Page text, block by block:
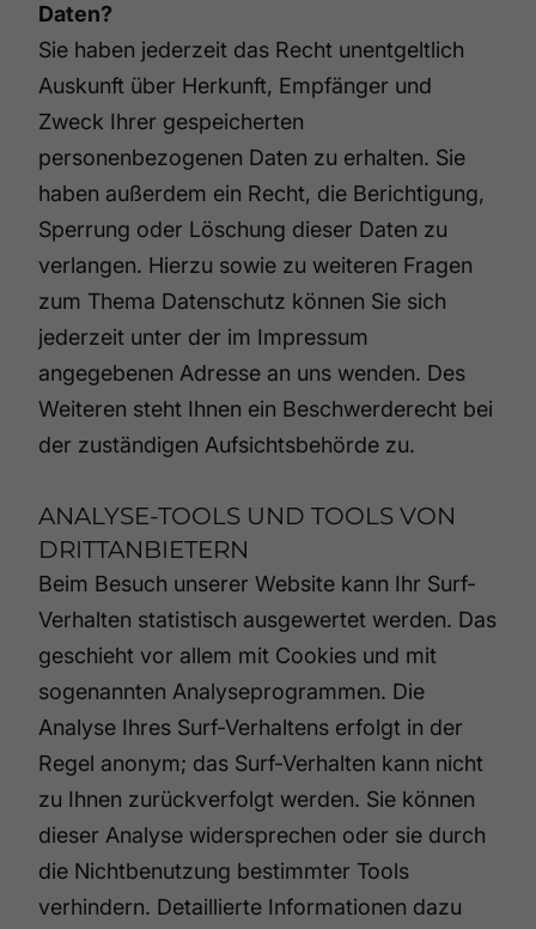
Daten?
Sie haben jederzeit das Recht unentgeltlich
Auskunft über Herkunft, Empfänger und
Zweck Ihrer gespeicherten
personenbezogenen Daten zu erhalten. Sie
haben außerdem ein Recht, die Berichtigung,
Sperrung oder Löschung dieser Daten zu
verlangen. Hierzu sowie zu weiteren Fragen
zum Thema Datenschutz können Sie sich
jederzeit unter der im Impressum
angegebenen Adresse an uns wenden. Des
Weiteren steht Ihnen ein Beschwerderecht bei
der zuständigen Aufsichtsbehörde zu.
ANALYSE-TOOLS UND TOOLS VON
DRITTANBIETERN
Beim Besuch unserer Website kann Ihr Surf-
Verhalten statistisch ausgewertet werden. Das
geschieht vor allem mit Cookies und mit
sogenannten Analyseprogrammen. Die
Analyse Ihres Surf-Verhaltens erfolgt in der
Regel anonym; das Surf-Verhalten kann nicht
zu Ihnen zurückverfolgt werden. Sie können
dieser Analyse widersprechen oder sie durch
die Nichtbenutzung bestimmter Tools
verhindern. Detaillierte Informationen dazu